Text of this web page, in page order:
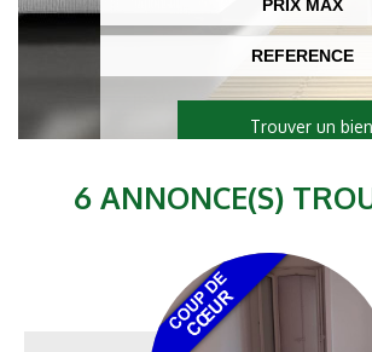
NOS PARTENAIRES
NOS AVANTAGES
CONTACT
Trouver un bien
6 ANNONCE(S)